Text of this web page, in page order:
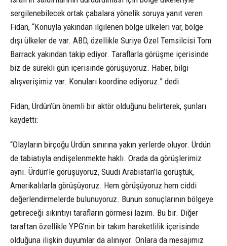
sergilenebilecek ortak çabalara yönelik soruya yanıt veren
Fidan, “Konuyla yakından ilgilenen bölge ülkeleri var, bölge
dışı ülkeler de var. ABD, özellikle Suriye Özel Temsilcisi Tom
Barrack yakından takip ediyor. Taraflarla görüşme içerisinde
biz de sürekli gün içerisinde görüşüyoruz. Haber, bilgi
alışverişimiz var. Konuları koordine ediyoruz.” dedi.
Fidan, Ürdün’ün önemli bir aktör olduğunu belirterek, şunları
kaydetti:
“Olayların birçoğu Ürdün sınırına yakın yerlerde oluyor. Ürdün
de tabiatıyla endişelenmekte haklı. Orada da görüşlerimiz
aynı. Ürdün’le görüşüyoruz, Suudi Arabistan’la görüştük,
Amerikalılarla görüşüyoruz. Hem görüşüyoruz hem ciddi
değerlendirmelerde bulunuyoruz. Bunun sonuçlarının bölgeye
getireceği sıkıntıyı tarafların görmesi lazım. Bu bir. Diğer
taraftan özellikle YPG’nin bir takım hareketlilik içerisinde
olduğuna ilişkin duyumlar da alınıyor. Onlara da mesajımız